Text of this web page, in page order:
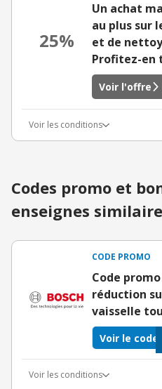
25%
Un achat
au plus sur
et de
Profitez-en
Voir l'offre
Voir les conditions
Codes promo et
enseignes
CODE PROMO
Code
réduction
vaisselle
Voir le code
Voir les conditions